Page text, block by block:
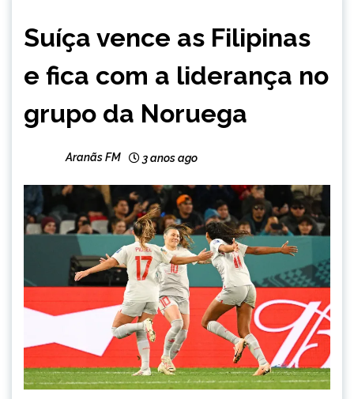
Suíça vence as Filipinas
e fica com a liderança no
grupo da Noruega
Aranãs FM 3 anos ago